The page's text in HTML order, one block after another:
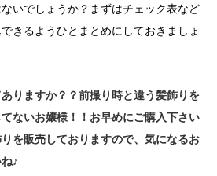
いでしょうか？まずはチェック表など
きるようひとまとめにしておきましょ
りますか？？前撮り時と違う髪飾りを
ないお嬢様！！お早めにご購入下さい
を販売しておりますので、気になるお
♪